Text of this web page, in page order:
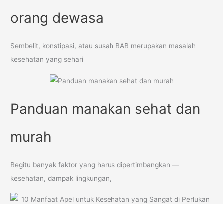
orang dewasa
Sembelit, konstipasi, atau susah BAB merupakan masalah
kesehatan yang sehari
Panduan manakan sehat dan
murah
Begitu banyak faktor yang harus dipertimbangkan —
kesehatan, dampak lingkungan,